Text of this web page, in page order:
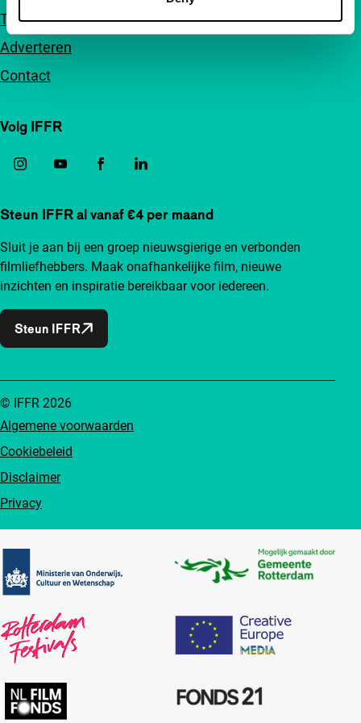
Toegankelijkheid
Adverteren
Contact
Volg IFFR
Steun IFFR al vanaf €4 per maand
Sluit je aan bij een groep nieuwsgierige en verbonden
filmliefhebbers. Maak onafhankelijke film, nieuwe
inzichten en inspiratie bereikbaar voor iedereen.
Steun IFFR
Algemene voorwaarden
Cookiebeleid
Disclaimer
Privacy
© IFFR 2026